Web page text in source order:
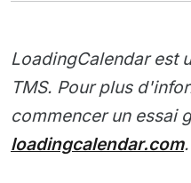
LoadingCalendar est
TMS. Pour plus
commencer un essai
loadingcalendar.com.